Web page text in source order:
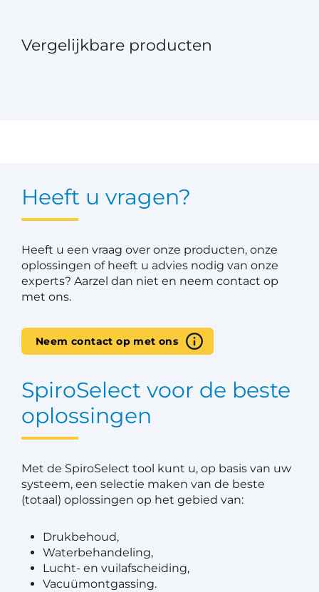
Vergelijkbare producten
Heeft u vragen?
Heeft u een vraag over onze producten, onze
oplossingen of heeft u advies nodig van onze
experts? Aarzel dan niet en neem contact op
met ons.
Neem contact op met ons
SpiroSelect voor de beste
oplossingen
Met de SpiroSelect tool kunt u, op basis van uw
systeem, een selectie maken van de beste
(totaal) oplossingen op het gebied van:
Drukbehoud,
Waterbehandeling,
Lucht- en vuilafscheiding,
Vacuümontgassing.